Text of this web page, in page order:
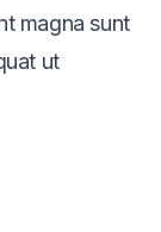
magna sunt
ut